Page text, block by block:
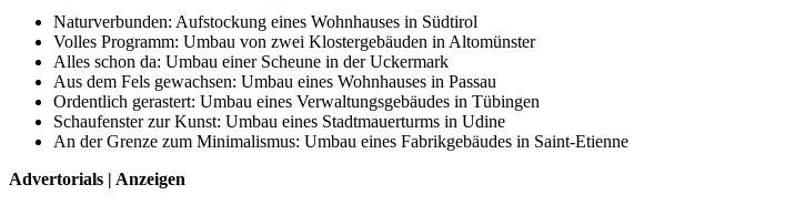
Naturverbunden: Aufstockung eines Wohnhauses in Südtirol
Volles Programm: Umbau von zwei Klostergebäuden in Altomünster
Alles schon da: Umbau einer Scheune in der Uckermark
Aus dem Fels gewachsen: Umbau eines Wohnhauses in Passau
Ordentlich gerastert: Umbau eines Verwaltungsgebäudes in Tübingen
Schaufenster zur Kunst: Umbau eines Stadtmauerturms in Udine
An der Grenze zum Minimalismus: Umbau eines Fabrikgebäudes in Saint-Etienne
Advertorials | Anzeigen